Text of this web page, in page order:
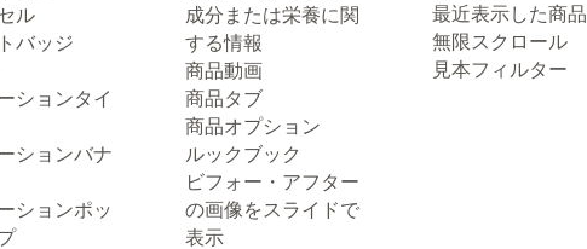
ル
バッジ
ションタイ
ションバナ
ションポッ
成分または栄養に関
する情報
商品動画
商品タブ
商品オプション
ルックブック
ビフォー・アフター
の画像をスライドで
表示
最近表示した商品
無限スクロール
見本フィルター